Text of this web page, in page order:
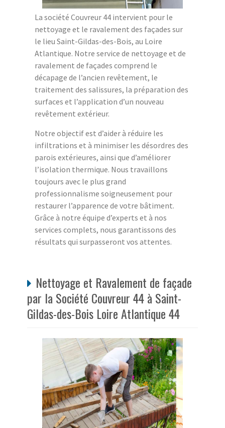
La société Couvreur 44 intervient pour le
nettoyage et le ravalement des façades sur
le lieu Saint-Gildas-des-Bois, au Loire
Atlantique. Notre service de nettoyage et de
ravalement de façades comprend le
décapage de l’ancien revêtement, le
traitement des salissures, la préparation des
surfaces et l’application d’un nouveau
revêtement extérieur.
Notre objectif est d’aider à réduire les
infiltrations et à minimiser les désordres des
parois extérieures, ainsi que d’améliorer
l’isolation thermique. Nous travaillons
toujours avec le plus grand
professionnalisme soigneusement pour
restaurer l’apparence de votre bâtiment.
Grâce à notre équipe d’experts et à nos
services complets, nous garantissons des
résultats qui surpasseront vos attentes.
Nettoyage et Ravalement de façade
par la Société Couvreur 44 à Saint-
Gildas-des-Bois Loire Atlantique 44